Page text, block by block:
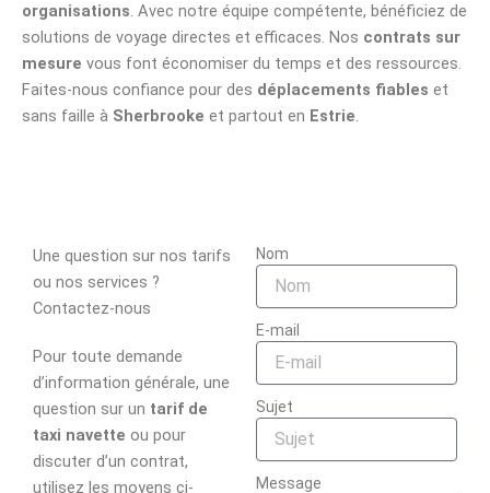
organisations. Avec notre équipe compétente, bénéficiez de
solutions de voyage directes et efficaces. Nos contrats sur
mesure vous font économiser du temps et des ressources.
Faites-nous confiance pour des déplacements fiables et
sans faille à Sherbrooke et partout en Estrie.
Une question sur nos tarifs
ou nos services ?
Contactez-nous
Pour toute demande
d’information générale, une
question sur un tarif de
taxi navette ou pour
discuter d’un contrat,
utilisez les moyens ci-
Nom
E-mail
Sujet
Message